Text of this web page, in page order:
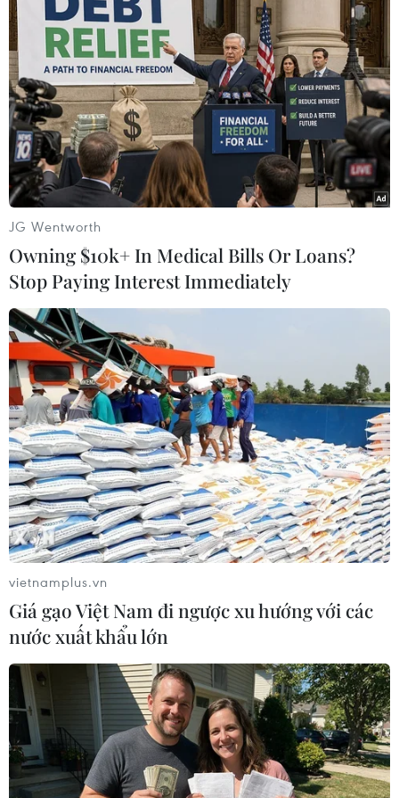
ý định hoặc không đến Phuket nữa.
Bộ Y tế Thái Lan cho biết đến nay, khoảng
400.000 người dân địa phương Phuket, tương
đương 60% dân số trên đảo, đã được tiêm
vaccine ngừa COVID-19./.
(TTXVN/Vietnam+)
#COVID-19 #Virus SARS-CoV-2
#Ca mắc mới
#Phuket
#Cách ly #Khách du lịch
#Vaccine
Thái Lan
JG Wentworth
Owning $10k+ In Medical Bills Or Loans?
Stop Paying Interest Immediately
vietnamplus.vn
Giá gạo Việt Nam đi ngược xu hướng với các
nước xuất khẩu lớn